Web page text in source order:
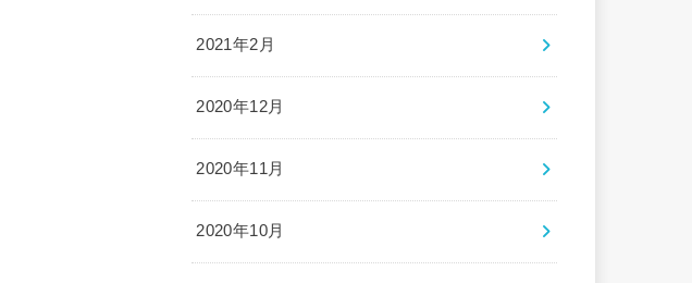
2021年2月
2020年12月
2020年11月
2020年10月